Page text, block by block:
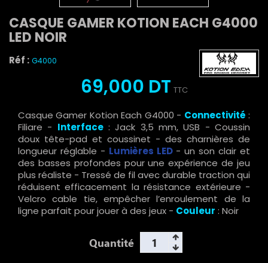
CASQUE GAMER KOTION EACH G4000
LED NOIR
Réf : G4000
69,000 DT TTC
Casque Gamer Kotion Each G4000 - Connectivité :
Filiare - Interface: ‎Jack 3,5 mm, USB - Coussin
doux tête-pad et coussinet - des charnières de
longueur réglable - Lumières LED- un son clair et
des basses profondes pour une expérience de jeu
plus réaliste - Tressé de fil avec durable traction qui
réduisent efficacement la résistance extérieure -
Velcro cable tie, empêcher l’enroulement de la
ligne parfait pour jouer à des jeux - Couleur : Noir
Quantité